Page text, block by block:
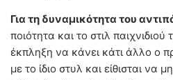
Για τη δυναμικότητα του
ποιότητα και το στιλ
έκπληξη να κάνει κάτι άλλο ο
με το ίδιο στυλ και είθισται να